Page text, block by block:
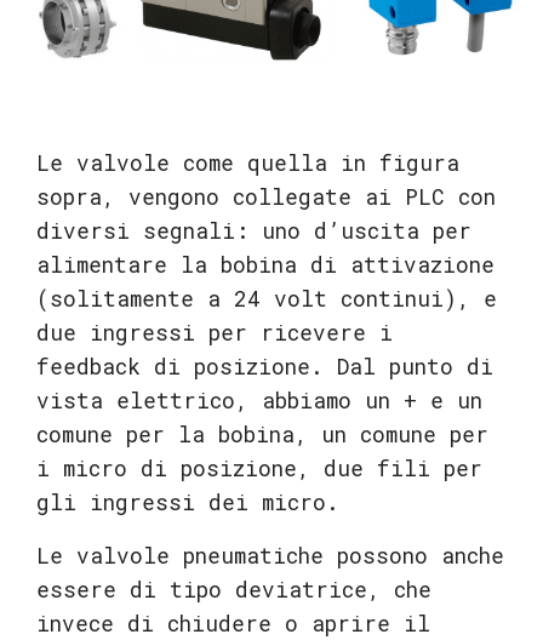
Le valvole come quella in figura
sopra, vengono collegate ai PLC con
diversi segnali: uno d’uscita per
alimentare la bobina di attivazione
(solitamente a 24 volt continui), e
due ingressi per ricevere i
feedback di posizione. Dal punto di
vista elettrico, abbiamo un + e un
comune per la bobina, un comune per
i micro di posizione, due fili per
gli ingressi dei micro.
Le valvole pneumatiche possono anche
essere di tipo deviatrice, che
invece di chiudere o aprire il